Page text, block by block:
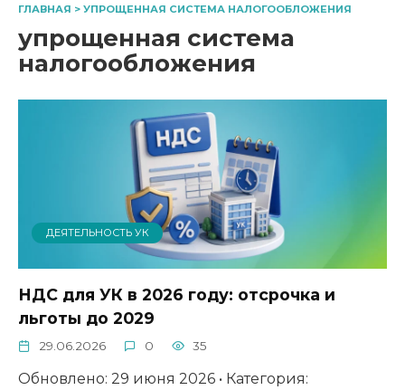
ГЛАВНАЯ > УПРОЩЕННАЯ СИСТЕМА НАЛОГООБЛОЖЕНИЯ
упрощенная система
налогообложения
ДЕЯТЕЛЬНОСТЬ УК
НДС для УК в 2026 году: отсрочка и
льготы до 2029
29.06.2026 0 35
Обновлено: 29 июня 2026 • Категория: